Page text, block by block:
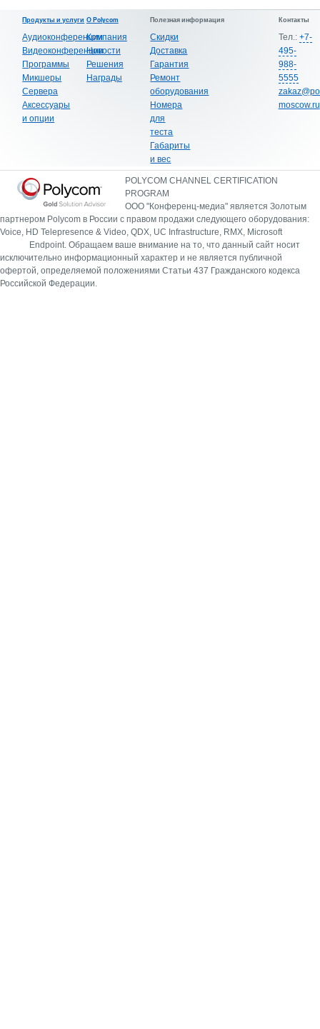
Продукты и услуги
Аудиоконференции
Видеоконференции
Программы
Микшеры
Сервера
Аксессуары
и опции
О Polycom
Компания
Новости
Решения
Награды
Полезная информация
Скидки
Доставка
Гарантия
Ремонт
оборудования
Номера
для
теста
Габариты
и вес
Контакты
Тел.: +7-
495-
988-
5555
moscow.ru
POLYCOM CHANNEL CERTIFICATION
PROGRAM
ООО "Конференц-медиа" является Золотым
партнером Polycom в России с правом продажи следующего оборудования:
Voice, HD Telepresence & Video, QDX, UC Infrastructure, RMX, Microsoft
Endpoint. Обращаем ваше внимание на то, что данный сайт носит
исключительно информационный характер и не является публичной
офертой, определяемой положениями Статьи 437 Гражданского кодекса
Российской Федерации.